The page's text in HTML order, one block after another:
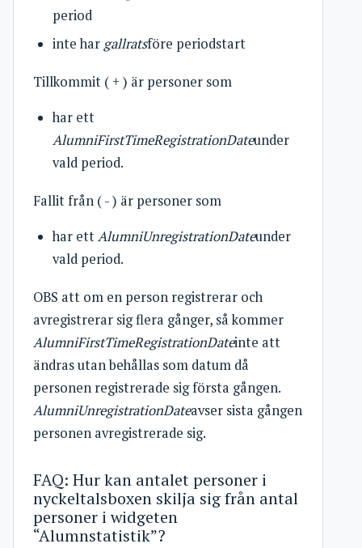
period
inte har gallratsföre periodstart
Tillkommit ( + ) är personer som
har ett
AlumniFirstTimeRegistrationDateunder
vald period.
Fallit från ( - ) är personer som
har ettAlumniUnregistrationDateunder
vald period.
OBS att om en person registrerar och
avregistrerar sig flera gånger, så kommer
AlumniFirstTimeRegistrationDateinte att
ändras utan behållas som datum då
personen registrerade sig första gången.
AlumniUnregistrationDateavser sista gången
personen avregistrerade sig.
FAQ: Hur kan antalet personer i
nyckeltalsboxen skilja sig från antal
personer i widgeten
“Alumnstatistik”?